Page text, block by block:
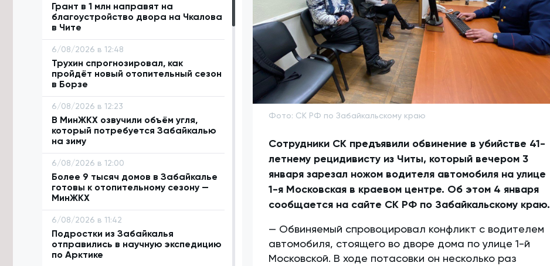
Грант в 1 млн направят на
благоустройство двора на Чкалова
в Чите
6/08/2026 в 12:48
Трухин спрогнозировал, как
пройдёт новый отопительный сезон
в Борзе
6/08/2026 в 12:23
В МинЖКХ озвучили объём угля,
который потребуется Забайкалью
на зиму
6/08/2026 в 12:00
Более 9 тысяч домов в Забайкалье
готовы к отопительному сезону —
МинЖКХ
6/08/2026 в 11:42
Подростки из Забайкалья
отправились в научную экспедицию
по Арктике
Фото: СК РФ по Забайкальскому краю
Сотрудники СК предъявили обвинение в убийстве 41-
летнему рецидивисту из Читы, который вечером 3
января зарезал ножом водителя автомобиля на улице
1-я Московская в краевом центре. Об этом 4 января
сообщается на сайте СК РФ по Забайкальскому краю.
— Обвиняемый спровоцировал конфликт с водителем
автомобиля, стоящего во дворе дома по улице 1-й
Московской. В ходе потасовки он несколько раз